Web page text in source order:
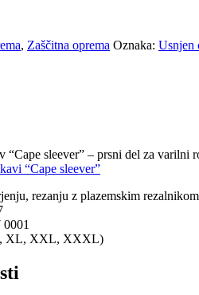
, Zaščitna oprema Oznaka: Usnjen
sleever” – prsni del za
“Cape sleever”
rezanju z plazemskim
XL, XXL, XXXL)